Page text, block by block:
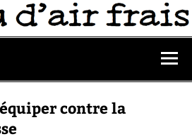
contre la